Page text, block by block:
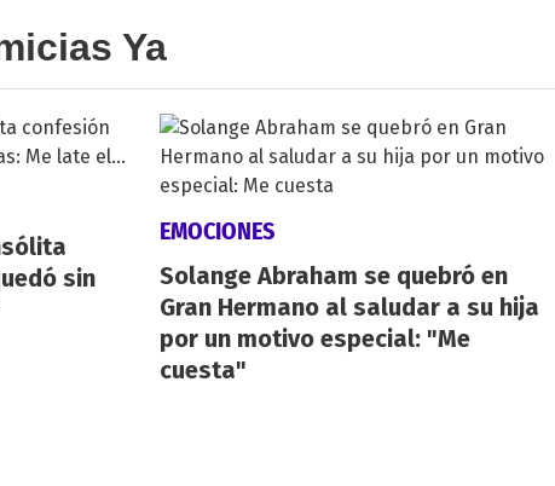
Ya
sin
EMOCIONES
Solange Abraham se quebró en
Gran Hermano al saludar a su hija
por un motivo especial: "Me
cuesta"